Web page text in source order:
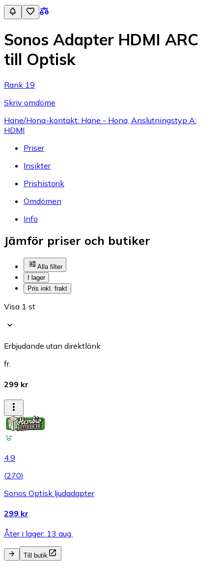
Sonos Adapter HDMI ARC
till Optisk
Rank 19
Skriv omdöme
Hane/Hona-kontakt: Hane - Hona, Anslutningstyp A:
HDMI
Priser
Insikter
Prishistorik
Omdömen
Info
Jämför priser och butiker
Alla filter
I lager
Pris inkl. frakt
Visa 1 st
Erbjudande utan direktlänk
fr.
299 kr
4.9
(270)
Sonos Optisk ljudadapter
299 kr
Åter i lager: 13 aug.
Till butik